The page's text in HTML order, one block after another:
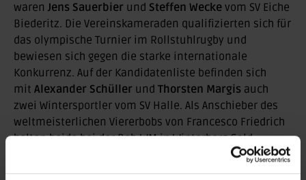
waren Jens Sauerbier und Steffen Wecke vom SV Eiche
Biederitz. Die Vereinskameraden qualifizierten sich für
das olympische Turnier im Rollstuhlrugby und
bewiesen sich gegen die starke internationale
Konkurrenz. Auf der Kandidatenliste befinden sich
mit Alexander Schüller und Thorsten Margis auch
zwei Wintersportler vom SV Halle. Als Anschieber des
weltmeisterlichen Viererbobs von Francesco Friedrich
holten beide bei der Bob-WM in Winterberg Gold.
Schüller kann sich mit dem weiteren Erfolg im
Zweierbob in diesem Jahr sogar Doppelweltmeister